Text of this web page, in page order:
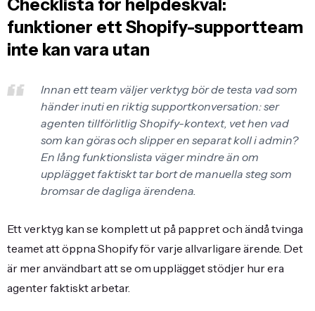
Checklista för helpdeskval:
funktioner ett Shopify-supportteam
inte kan vara utan
Innan ett team väljer verktyg bör de testa vad som
händer inuti en riktig supportkonversation: ser
agenten tillförlitlig Shopify-kontext, vet hen vad
som kan göras och slipper en separat koll i admin?
En lång funktionslista väger mindre än om
upplägget faktiskt tar bort de manuella steg som
bromsar de dagliga ärendena.
Ett verktyg kan se komplett ut på pappret och ändå tvinga
teamet att öppna Shopify för varje allvarligare ärende. Det
är mer användbart att se om upplägget stödjer hur era
agenter faktiskt arbetar.